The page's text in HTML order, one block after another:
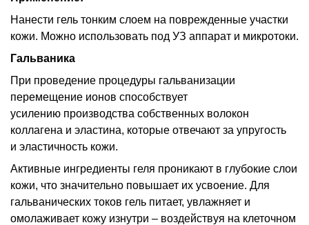
Нанести гель тонким слоем на поврежденные участки
кожи. Можно использовать под УЗ аппарат и микротоки.
Гальваника
При проведение процедуры гальванизации
перемещение ионов способствует
усилению производства собственных волокон
коллагена и эластина, которые отвечают за упругость
и эластичность кожи.
Активные ингредиенты геля проникают в глубокие слои
кожи, что значительно повышает их усвоение. Для
гальванических токов гель питает, увлажняет и
омолаживает кожу изнутри – воздействуя на клеточном